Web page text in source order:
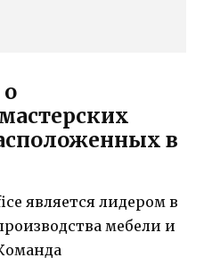
в
является лидером в
мебели и